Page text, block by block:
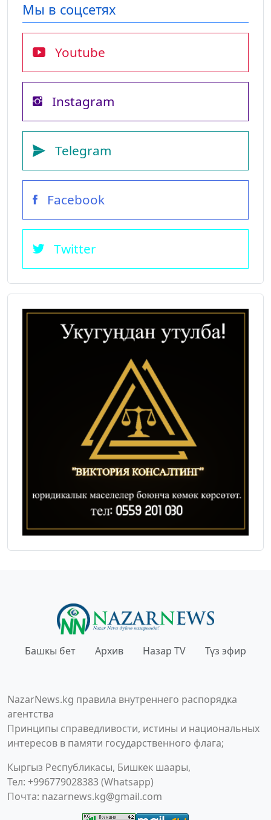
Мы в соцсетях
Youtube
Instagram
Telegram
Facebook
Twitter
Башкы бет Архив Назар TV Түз эфир
NazarNews.kg правила внутреннего распорядка
агентства
Принципы справедливости, истины и национальных
интересов в памяти государственного флага;
Кыргыз Республикасы, Бишкек шаары,
Тел: +996779028383 (Whatsapp)
Почта: nazarnews.kg@gmail.com